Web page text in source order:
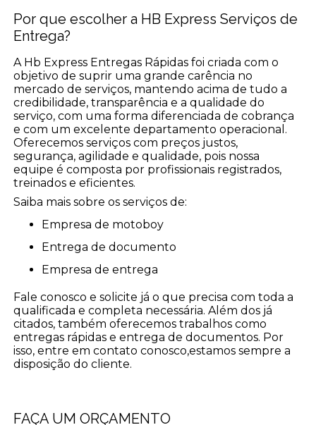
Por que escolher a HB Express Serviços de
Entrega?
A Hb Express Entregas Rápidas foi criada com o
objetivo de suprir uma grande carência no
mercado de serviços, mantendo acima de tudo a
credibilidade, transparência e a qualidade do
serviço, com uma forma diferenciada de cobrança
e com um excelente departamento operacional.
Oferecemos serviços com preços justos,
segurança, agilidade e qualidade, pois nossa
equipe é composta por profissionais registrados,
treinados e eficientes.
Saiba mais sobre os serviços de:
empresa de motoboy
entrega de documento
empresa de entrega
Fale conosco e solicite já o que precisa com toda a
qualificada e completa necessária. Além dos já
citados, também oferecemos trabalhos como
entregas rápidas e entrega de documentos. Por
isso, entre em contato conosco,estamos sempre a
disposição do cliente.
FAÇA UM ORÇAMENTO